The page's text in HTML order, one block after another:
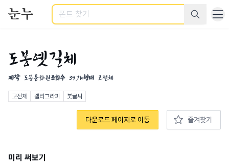
검색
도봉옛길체
제작 도봉문화원조회수 39.7K형태 고전체
고전체 캘리그라피 붓글씨
다운로드 페이지로 이동 즐겨찾기
미리 써보기